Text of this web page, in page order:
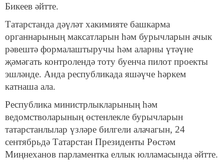
Бикеев әйтте.
Татарстанда дәүләт хакимияте башкарма
органнарының максатларын һәм бурычларын ачык
рәвештә формалаштыручы һәм аларны үтәүне
җәмәгать контролендә тоту буенча пилот проекты
эшләнде. Анда республикада яшәүче һәркем
катнаша ала.
Республика министрлыкларының һәм
ведомстволарының өстенлекле бурычларын
татарстанлылар үзләре билгели алачагын, 24
сентябрьдә Татарстан Президенты Рөстәм
Миңнеханов парламентка еллык юлламасында әйтте.